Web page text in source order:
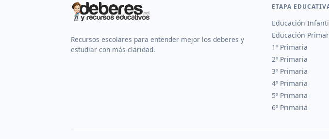
Recursos escolares para entender mejor los deberes y
estudiar con más claridad.
ETAPA
Educación
Educación
1º Primaria
2º Primaria
3º Primaria
4º Primaria
5º Primaria
6º Primaria